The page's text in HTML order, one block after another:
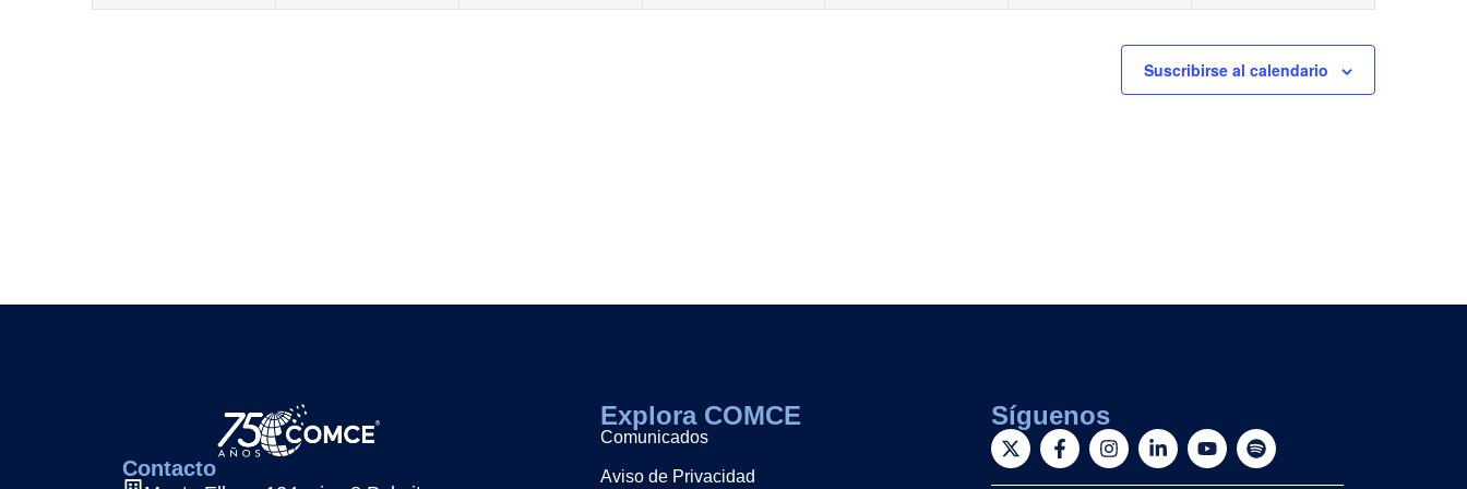
Suscribirse al calendario
Contacto
Explora COMCE
Comunicados
Aviso de Privacidad
Síguenos